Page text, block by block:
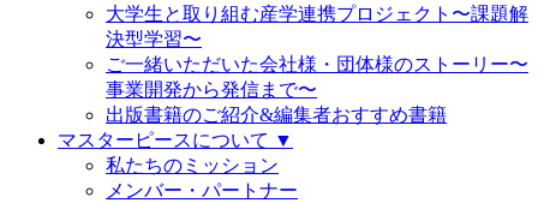
大学生と取り組む産学連携プロジェクト〜課題解
決型学習〜
ご一緒いただいた会社様・団体様のストーリー〜
事業開発から発信まで〜
出版書籍のご紹介&編集者おすすめ書籍
マスターピースについて ▼
私たちのミッション
メンバー・パートナー